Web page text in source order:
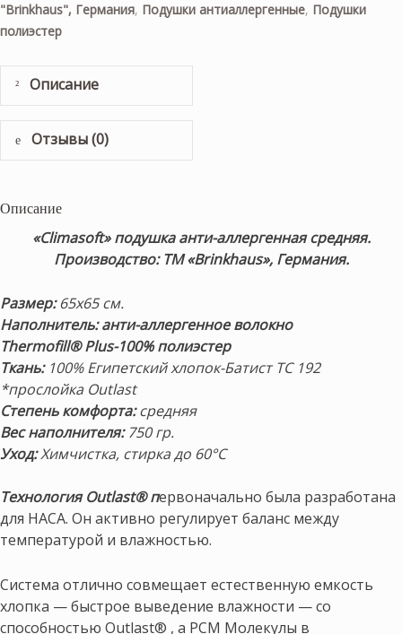
"Brinkhaus", Германия, Подушки антиаллергенные, Подушки
полиэстер
Описание
Отзывы (0)
Описание
«Climasoft» подушка анти-аллергенная средняя.
Производство: ТМ «Brinkhaus», Германия.
Размер:65х65 см.
Наполнитель: анти-аллергенное волокно
Thermofill® Plus-100% полиэстер
Ткань: 100% Египетский хлопок-Батист TC 192
*прослойка Outlast
Степень комфорта:средняя
Вес наполнителя:750 гр.
Уход:Химчистка, стирка до 60°С
Технология Outlast® первоначально была разработана
для НАСА. Он активно регулирует баланс между
температурой и влажностью.
Система отлично совмещает естественную емкость
хлопка — быстрое выведение влажности — со
способностью Outlast® , а PCM Молекулы в